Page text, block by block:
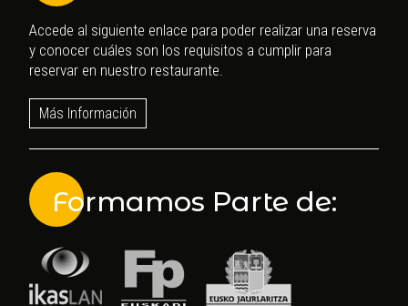
Accede al siguiente enlace para poder realizar una reserva
y conocer cuáles son los requisitos a cumplir para
reservar en nuestro restaurante.
Más Información
Formamos Parte de: